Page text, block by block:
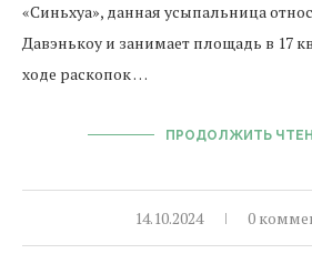
«Синьхуа», данная усыпальница
Давэнькоу и занимает площадь в 17
ходе раскопок …
ПРОДОЛЖИТЬ
14.10.2024 0